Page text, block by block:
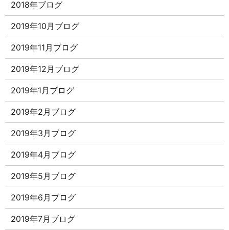
2018年ブログ
2019年10月ブログ
2019年11月ブログ
2019年12月ブログ
2019年1月ブログ
2019年2月ブログ
2019年3月ブログ
2019年4月ブログ
2019年5月ブログ
2019年6月ブログ
2019年7月ブログ